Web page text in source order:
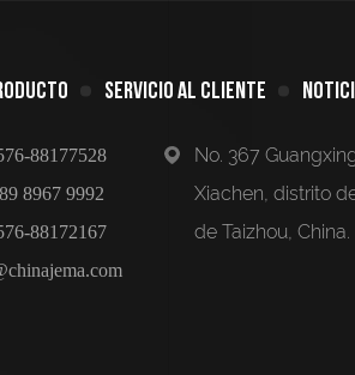
SERVICIO AL CLIENTE
88177528
8967 9992
88172167
No. 367
Xiachen, distrito
de Taizhou, China.